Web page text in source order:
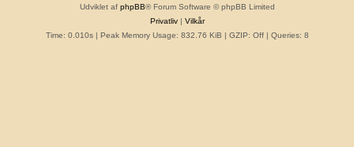
Udviklet af phpBB® Forum Software © phpBB Limited
Privatliv| Vilkår
Time: 0.010s| Peak Memory Usage: 832.76 KiB | GZIP: Off | Queries: 8